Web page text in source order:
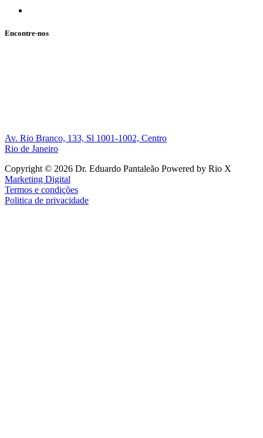
Encontre-nos
Av. Rio Branco, 133, Sl 1001-1002, Centro
Rio de Janeiro
Copyright © 2026 Dr. Eduardo Pantaleão Powered by Rio X
Marketing Digital
Termos e condições
Politica de privacidade